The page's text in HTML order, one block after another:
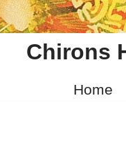
Chirons
Home